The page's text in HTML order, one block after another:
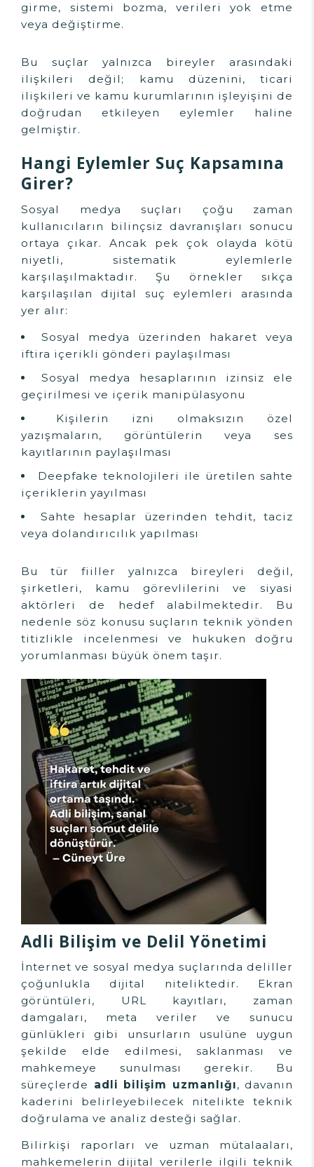
girme, sistemi bozma, verileri yok etme
veya değiştirme.
Bu suçlar yalnızca bireyler arasındaki
ilişkileri değil; kamu düzenini, ticari
ilişkileri ve kamu kurumlarının işleyişini de
doğrudan etkileyen eylemler haline
gelmiştir.
Hangi Eylemler Suç Kapsamına
Girer?
Sosyal medya suçları çoğu zaman
kullanıcıların bilinçsiz davranışları sonucu
ortaya çıkar. Ancak pek çok olayda kötü
niyetli, sistematik eylemlerle
karşılaşılmaktadır. Şu örnekler sıkça
karşılaşılan dijital suç eylemleri arasında
yer alır:
Sosyal medya üzerinden hakaret veya
iftira içerikli gönderi paylaşılması
Sosyal medya hesaplarının izinsiz ele
geçirilmesi ve içerik manipülasyonu
Kişilerin izni olmaksızın özel
yazışmaların, görüntülerin veya ses
kayıtlarının paylaşılması
Deepfake teknolojileri ile üretilen sahte
içeriklerin yayılması
Sahte hesaplar üzerinden tehdit, taciz
veya dolandırıcılık yapılması
Bu tür fiiller yalnızca bireyleri değil,
şirketleri, kamu görevlilerini ve siyasi
aktörleri de hedef alabilmektedir. Bu
nedenle söz konusu suçların teknik yönden
titizlikle incelenmesi ve hukuken doğru
yorumlanması büyük önem taşır.
Adli Bilişim ve Delil Yönetimi
İnternet ve sosyal medya suçlarında deliller
çoğunlukla dijital niteliktedir. Ekran
görüntüleri, URL kayıtları, zaman
damgaları, meta veriler ve sunucu
günlükleri gibi unsurların usulüne uygun
şekilde elde edilmesi, saklanması ve
mahkemeye sunulması gerekir. Bu
süreçlerde adli bilişim uzmanlığı, davanın
kaderini belirleyebilecek nitelikte teknik
doğrulama ve analiz desteği sağlar.
Bilirkişi raporları ve uzman mütalaaları,
mahkemelerin dijital verilerle ilgili teknik